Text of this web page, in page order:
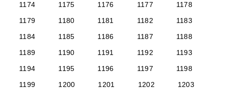
1174
1175 1176 1177
1178
1179
1180 1181 1182
1183
1184
1185 1186 1187
1188
1189
1190 1191 1192
1193
1194
1195 1196 1197
1198
1199
1200 1201 1202
1203